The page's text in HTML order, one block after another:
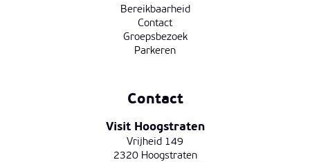
Bereikbaarheid
Contact
Groepsbezoek
Parkeren
Contact
Visit Hoogstraten
Vrijheid 149
2320 Hoogstraten